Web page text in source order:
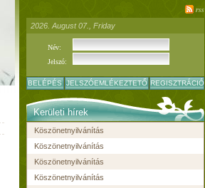
rss
2026. August 07., Friday
Név:
Jelszó:
BELÉPÉS JELSZÓEMLÉKEZTETŐ REGISZTRÁCIÓ
Kerületi hírek
Köszönetnyilvánítás
Köszönetnyilvánítás
Köszönetnyilvánítás
Köszönetnyilvánítás